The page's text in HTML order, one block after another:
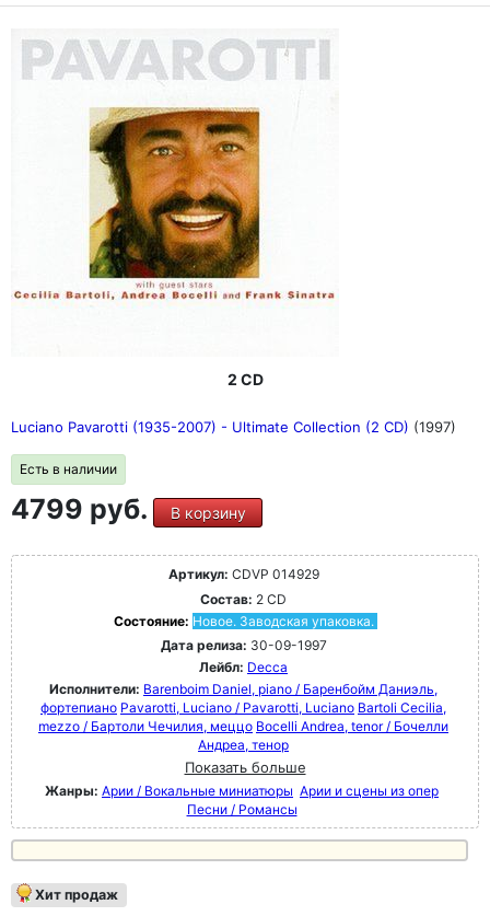
2 CD
Luciano Pavarotti (1935-2007) - Ultimate Collection (2 CD) (1997)
Есть в наличии
4799 руб. В корзину
Артикул: CDVP 014929
Состав: 2 CD
Состояние: Новое. Заводская упаковка.
Дата релиза: 30-09-1997
Лейбл: Decca
Исполнители: Barenboim Daniel, piano / Баренбойм Даниэль,
фортепиано Pavarotti, Luciano / Pavarotti, Luciano Bartoli Cecilia,
mezzo / Бартоли Чечилия, меццо Bocelli Andrea, tenor / Бочелли
Андреа, тенор
Показать больше
Жанры: Арии / Вокальные миниатюры Арии и сцены из опер
Песни / Романсы
Хит продаж